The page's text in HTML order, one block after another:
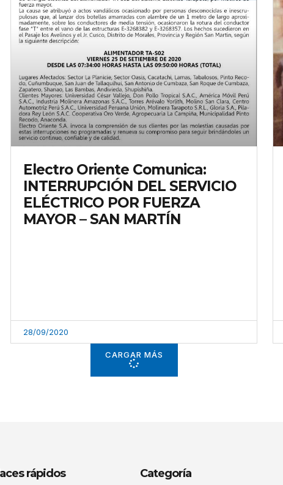
Electro Oriente Comunica:
INTERRUPCIÓN DEL SERVICIO
ELÉCTRICO POR FUERZA
MAYOR – SAN MARTÍN
28/09/2020
CARGAR MÁS
rápidos Categoría